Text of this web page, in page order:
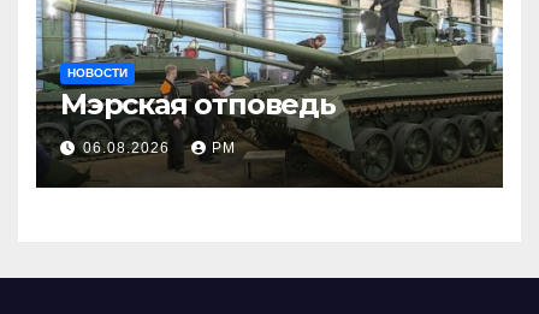
НОВОСТИ
Мэрская отповедь
06.08.2026 РМ